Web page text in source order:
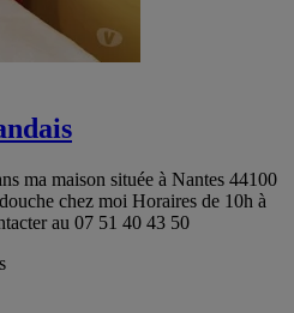
ma maison située à Nantes 44100
chez moi Horaires de 10h à
au 07 51 40 43 50